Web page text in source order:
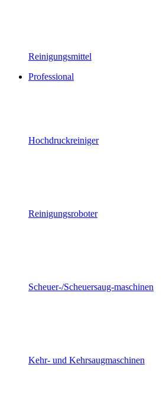
Reinigungsmittel
Professional
Hochdruckreiniger
Reinigungsroboter
Scheuer-/Scheuersaug-maschinen
Kehr- und Kehrsaugmaschinen